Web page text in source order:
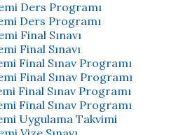
Ders Programı
Ders Programı
Final Sınavı
Final Sınavı
Final Sınav Programı
Final Sınav Programı
Final Sınav Programı
Final Sınav Programı
Uygulama Takvimi